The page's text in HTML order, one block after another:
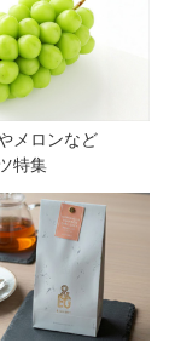
メロンなど
特集